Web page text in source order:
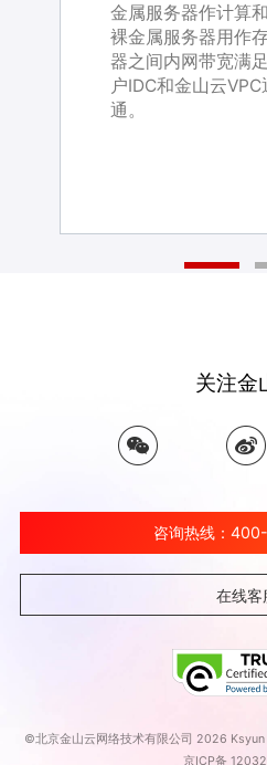
AI行业方案产品架构图
金山云为用户提供KMR大数
数据流传输过程
1.图片、视频、语音、文字
训练开发及迭代。 3.训练好
4.外界的访问请求通过SLB
点，快速推理，返回响应数据
BGP带宽资源，协
服务器托管，减少
成本投入，把精力
心业务，助力AI行
金属服务器作计算
裸金属服务器用作
器之间内网带宽满
户IDC和金山云
通。
BGP带宽资源，协
服务器托管，减少
成本投入，把精力
心业务，助力AI行
金属服务器作计算
裸金属服务器用作
器之间内网带宽满
户IDC和金山云
通。
关注金
咨询热线：
在线客
©北京金山云网络技术有限公司 2026
京ICP备